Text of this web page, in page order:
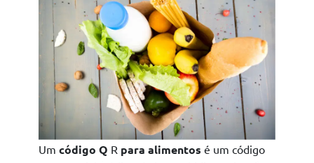
Um código Q R para alimentos é um código